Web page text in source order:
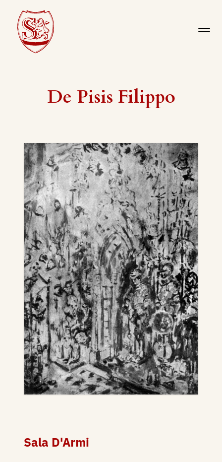
De Pisis Filippo
Sala D'Armi